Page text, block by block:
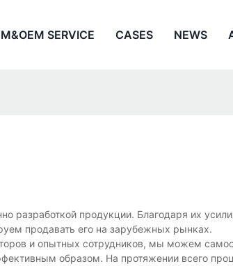
SERVICE CASES NEWS
разработкой продукции. Благодаря их
продавать его на зарубежных рынках.
и опытных сотрудников, мы можем
образом. На протяжении всего